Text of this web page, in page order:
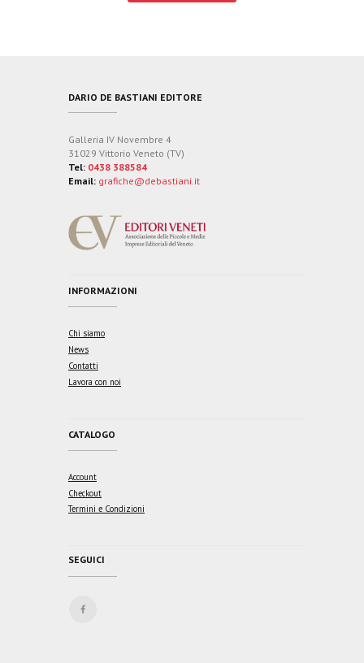
DARIO DE BASTIANI EDITORE
Galleria IV Novembre 4
31029 Vittorio Veneto (TV)
Tel: 0438 388584
Email: grafiche@debastiani.it
INFORMAZIONI
Chi siamo
News
Contatti
Lavora con noi
CATALOGO
Account
Checkout
Termini e Condizioni
SEGUICI